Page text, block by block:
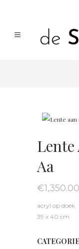
Lente
Aa
€1,350.00
acryl op doek
39 x 40 cm